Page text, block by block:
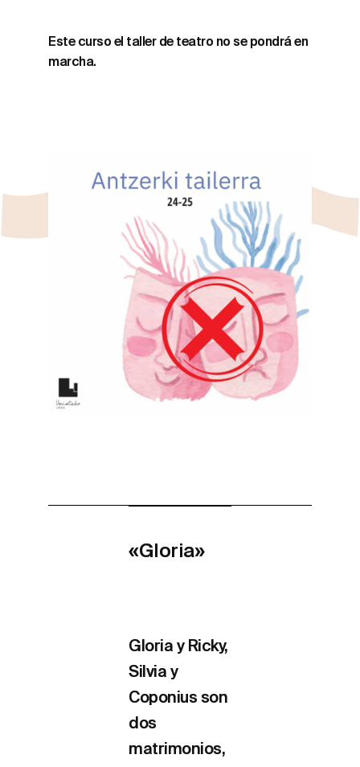
Este curso el taller de teatro no se pondrá en
marcha.
«Gloria»
Gloria y Ricky,
Silvia y
Coponius son
dos
matrimonios,